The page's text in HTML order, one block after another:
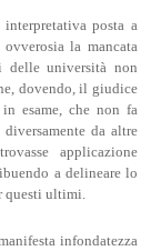
posta a
la mancata
delle università non
dovendo, il giudice
esame, che non fa
da altre
applicazione
a delineare lo
ultimi.
infondatezza